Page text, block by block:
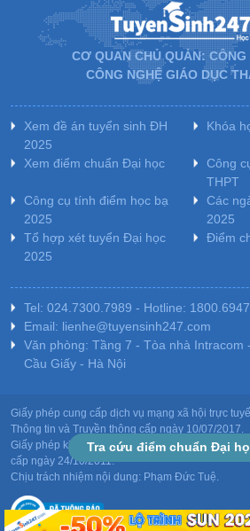
CƠ QUAN CHỦ QUẢN: CÔNG
CÔNG NGHỆ GIÁO DỤC
Xem đề án tuyển sinh ĐH
2025
Khóa
Xem điểm chuẩn Đại học
Công
THPT
Công cụ tính điểm học bạ
2025
Các
2025
Tổ hợp xét tuyển Đại học
2025
Điểm
Tel: 024.7300.7989 - Hotline: 1800.6947
Email: lienhe@tuyensinh247.com
Văn phòng: Tầng 7 - Tòa nhà Intracom
Cầu Giấy - Hà Nội
Giấy phép cung cấp dịch vụ mạng xã hội trực
Thông tin và Truyền thông cấp ngày 10/07/2017.
Giấy phép kinh doanh giáo dục: MST-
cấp ngày 24/10/2011.
Chịu trách nhiệm nội dung: Phạm Đức Tuệ.
Tra cứu điểm chuẩn Đại